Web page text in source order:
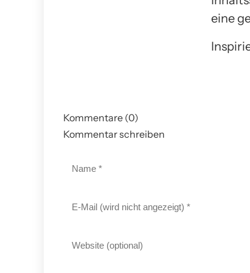
eine
Kommentare (0)
Kommentar schreiben